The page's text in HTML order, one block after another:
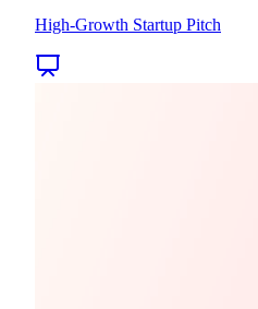
High-Growth Startup Pitch